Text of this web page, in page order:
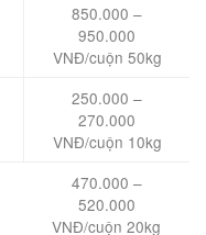
850.000 –
950.000
VNĐ/cuộn 50kg
250.000 –
270.000
VNĐ/cuộn 10kg
470.000 –
520.000
VNĐ/cuộn 20kg